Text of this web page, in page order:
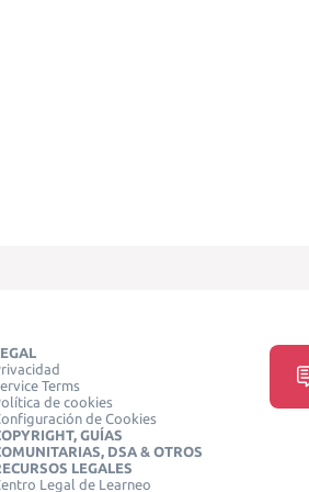
Terms
de cookies
de Cookies
GUÍAS
DSA & OTROS
LEGALES
Legal de Learneo